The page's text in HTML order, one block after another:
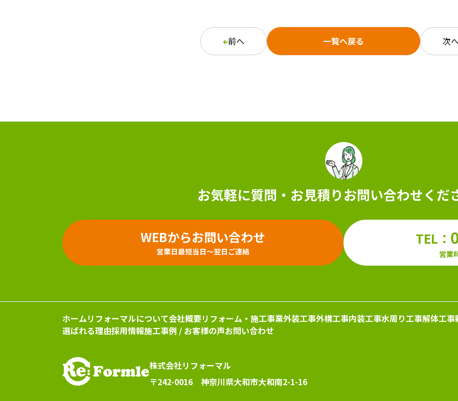
前へ 一覧へ戻る 次
お気軽に質問・お見積りお問い合わせくだ
WEBからお問い合わせ
営業日最短当日～翌日ご連絡
TEL：
営業
ホームリフォーマルについて会社概要リフォーム・施工事業外装工事外構工事内装工事水周り工事解体工事
選ばれる理由採用情報施工事例 / お客様の声お問い合わせ
株式会社リフォーマル
〒242-0016 神奈川県大和市大和南2-1-16